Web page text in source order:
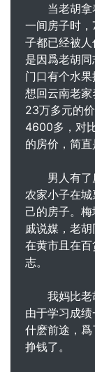
当老胡拿
一间房子时
子都已经被
是因爲老胡
门口有个水
想回云南老
23万多元的
4600多，对
的房价，简直
男人有了
农家小子在
己的房子。
戚说媒，老
在黄市且在
志。
我妈比老胡
由于学习成
什麽前途，
挣钱了。